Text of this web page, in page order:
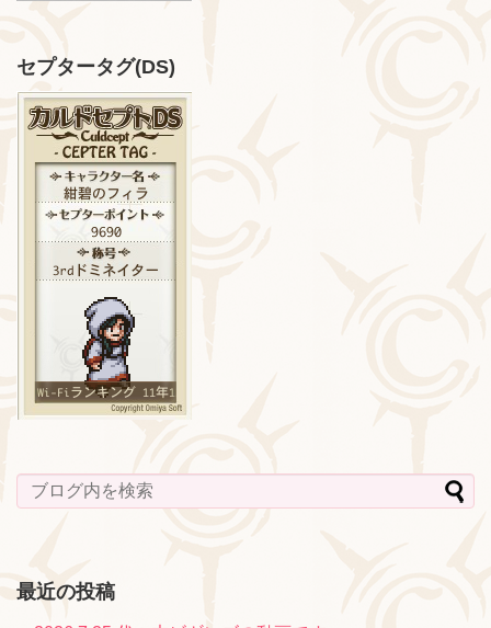
セプタータグ(DS)
最近の投稿